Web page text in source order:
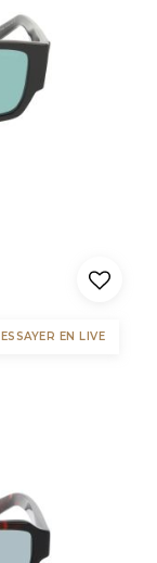
ESSAYER EN LIVE